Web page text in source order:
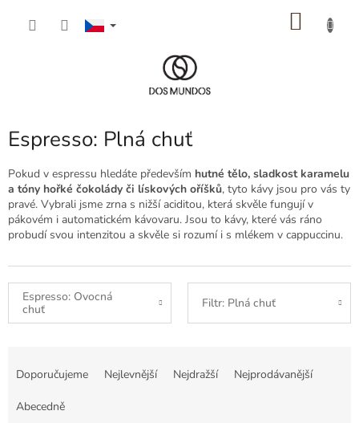
Espresso: Plná chuť
Pokud v espressu hledáte především hutné tělo, sladkost karamelu
a tóny hořké čokolády či lískových oříšků, tyto kávy jsou pro vás ty
pravé. Vybrali jsme zrna s nižší aciditou, která skvěle fungují v
pákovém i automatickém kávovaru. Jsou to kávy, které vás ráno
probudí svou intenzitou a skvěle si rozumí i s mlékem v cappuccinu.
Espresso: Ovocná
chuť
Filtr: Plná chuť
Doporučujeme Nejlevnější Nejdražší Nejprodávanější
Abecedně